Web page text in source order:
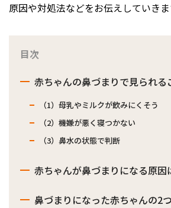
原因や対処法などをお伝えしていきま
目次
赤ちゃんの鼻づまりで見られる
（1）母乳やミルクが飲みにくそう
（2）機嫌が悪く寝つかない
（3）鼻水の状態で判断
赤ちゃんが鼻づまりになる原因
鼻づまりになった赤ちゃんの2